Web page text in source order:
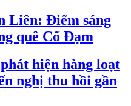
Liên: Điểm sáng
quê Cổ Đạm
hiện hàng loạt
nghị thu hồi gần